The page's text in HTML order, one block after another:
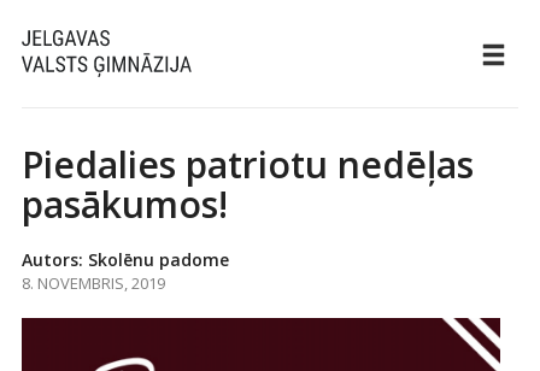
Piedalies patriotu nedēļas
pasākumos!
Autors: Skolēnu padome
8. NOVEMBRIS, 2019